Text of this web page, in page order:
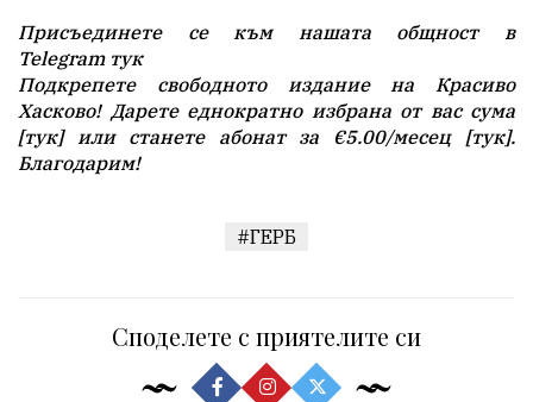
Присъединете се към нашата общност в
Telegram тук
Подкрепете свободното издание на Красиво
Хасково! Дарете еднократно избрана от вас сума
[тук] или станете абонат за €5.00/месец [тук].
Благодарим!
#ГЕРБ
Споделете с приятелите си